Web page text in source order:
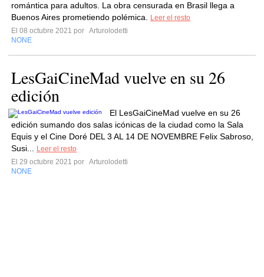
romántica para adultos. La obra censurada en Brasil llega a
Buenos Aires prometiendo polémica.
Leer el resto
El 08 octubre 2021 por Arturolodetti
NONE
LesGaiCineMad vuelve en su 26
edición
El LesGaiCineMad vuelve en su 26
edición sumando dos salas icónicas de la ciudad como la Sala
Equis y el Cine Doré DEL 3 AL 14 DE NOVEMBRE Felix Sabroso,
Susi...
Leer el resto
El 29 octubre 2021 por Arturolodetti
NONE